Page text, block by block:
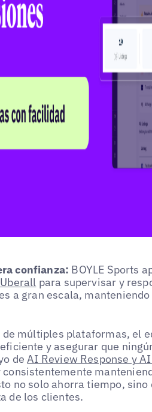
confianza: BOYLE Sports
para supervisar y
a gran escala,
múltiples plataformas, el
y asegurar que
deAI Review Response y
no solo ahorra tiempo,
de los clientes.